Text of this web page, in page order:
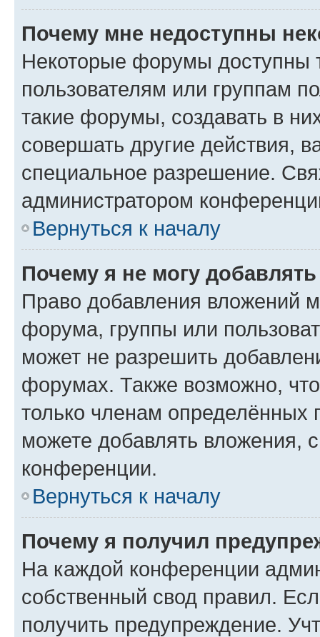
Почему мне недоступны
Некоторые форумы доступны
пользователям или группам
такие форумы, создавать в
совершать другие действия,
специальное разрешение.
администратором
Вернуться к началу
Почему я не могу
Право добавления вложений
форума, группы или
может не разрешить
форумах. Также возможно,
только членам определённых
можете добавлять вложения,
конференции.
Вернуться к началу
Почему я получил
На каждой конференции
собственный свод правил.
получить предупреждение.